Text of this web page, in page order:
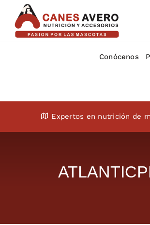
content
Conócenos
Expertos en nutrición de